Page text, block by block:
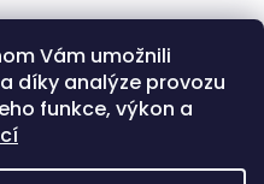
Vám umožnili
díky analýze provozu
funkce, výkon a